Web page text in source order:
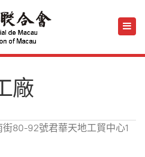
廠
80-92號君華天地工貿中心1